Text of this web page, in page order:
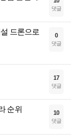
댓글
드론으로
0
댓글
17
댓글
순위 10
댓글